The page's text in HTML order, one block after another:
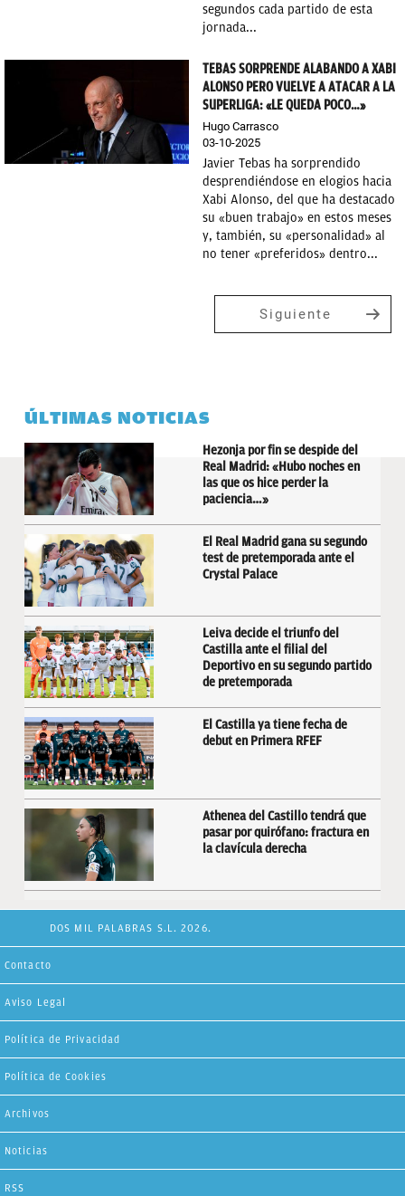
segundos cada partido de esta
jornada...
TEBAS SORPRENDE ALABANDO A XABI
ALONSO PERO VUELVE A ATACAR A LA
SUPERLIGA: «LE QUEDA POCO…»
Hugo Carrasco
03-10-2025
Javier Tebas ha sorprendido
desprendiéndose en elogios hacia
Xabi Alonso, del que ha destacado
su «buen trabajo» en estos meses
y, también, su «personalidad» al
no tener «preferidos» dentro...
Siguiente
ÚLTIMAS NOTICIAS
Hezonja por fin se despide del
Real Madrid: «Hubo noches en
las que os hice perder la
paciencia…»
El Real Madrid gana su segundo
test de pretemporada ante el
Crystal Palace
Leiva decide el triunfo del
Castilla ante el filial del
Deportivo en su segundo partido
de pretemporada
El Castilla ya tiene fecha de
debut en Primera RFEF
Athenea del Castillo tendrá que
pasar por quirófano: fractura en
la clavícula derecha
DOS MIL PALABRAS S.L. 2026.
Contacto
Aviso Legal
Política de Privacidad
Política de Cookies
Archivos
Noticias
RSS